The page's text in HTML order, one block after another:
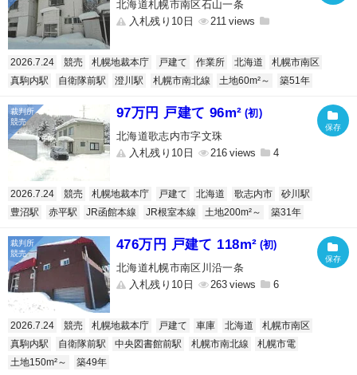
北海道札幌市南区石山一条
入札残り10日
211
2026.7.24 競売 札幌地裁本庁 戸建て 作業所 北海道
札幌市南区
真駒内駅
自衛隊前駅 澄川駅 札幌市南北線 土地60m²～ 築51年
97万円 戸建て 96m² (初)
北海道歌志内市字文珠
入札残り10日
216 4
2026.7.24 競売 札幌地裁本庁 戸建て 北海道 歌志内市
砂川駅
豊沼駅
赤平駅 JR函館本線 JR根室本線 土地200m²～ 築31年
476万円 戸建て 118m² (初)
北海道札幌市南区川沿一条
入札残り10日
263 6
2026.7.24 競売 札幌地裁本庁 戸建て 車庫 北海道
札幌市南区
真駒内駅
自衛隊前駅 中央図書館前駅 札幌市南北線
札幌市電
土地150m²～
築49年